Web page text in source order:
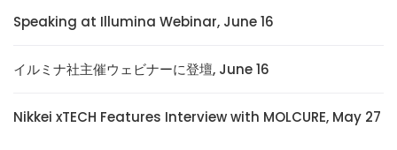
Speaking at Illumina Webinar, June 16
イルミナ社主催ウェビナーに登壇, June 16
Nikkei xTECH Features Interview with MOLCURE, May 27